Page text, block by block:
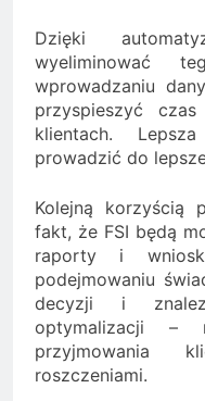
Dzięki
wyeliminować
wprowadzaniu
przyspieszyć
klientach.
prowadzić do
Kolejną korzyścią
fakt, że FSI będą
raporty i
podejmowaniu
decyzji i
optymalizacji –
przyjmowania
roszczeniami.